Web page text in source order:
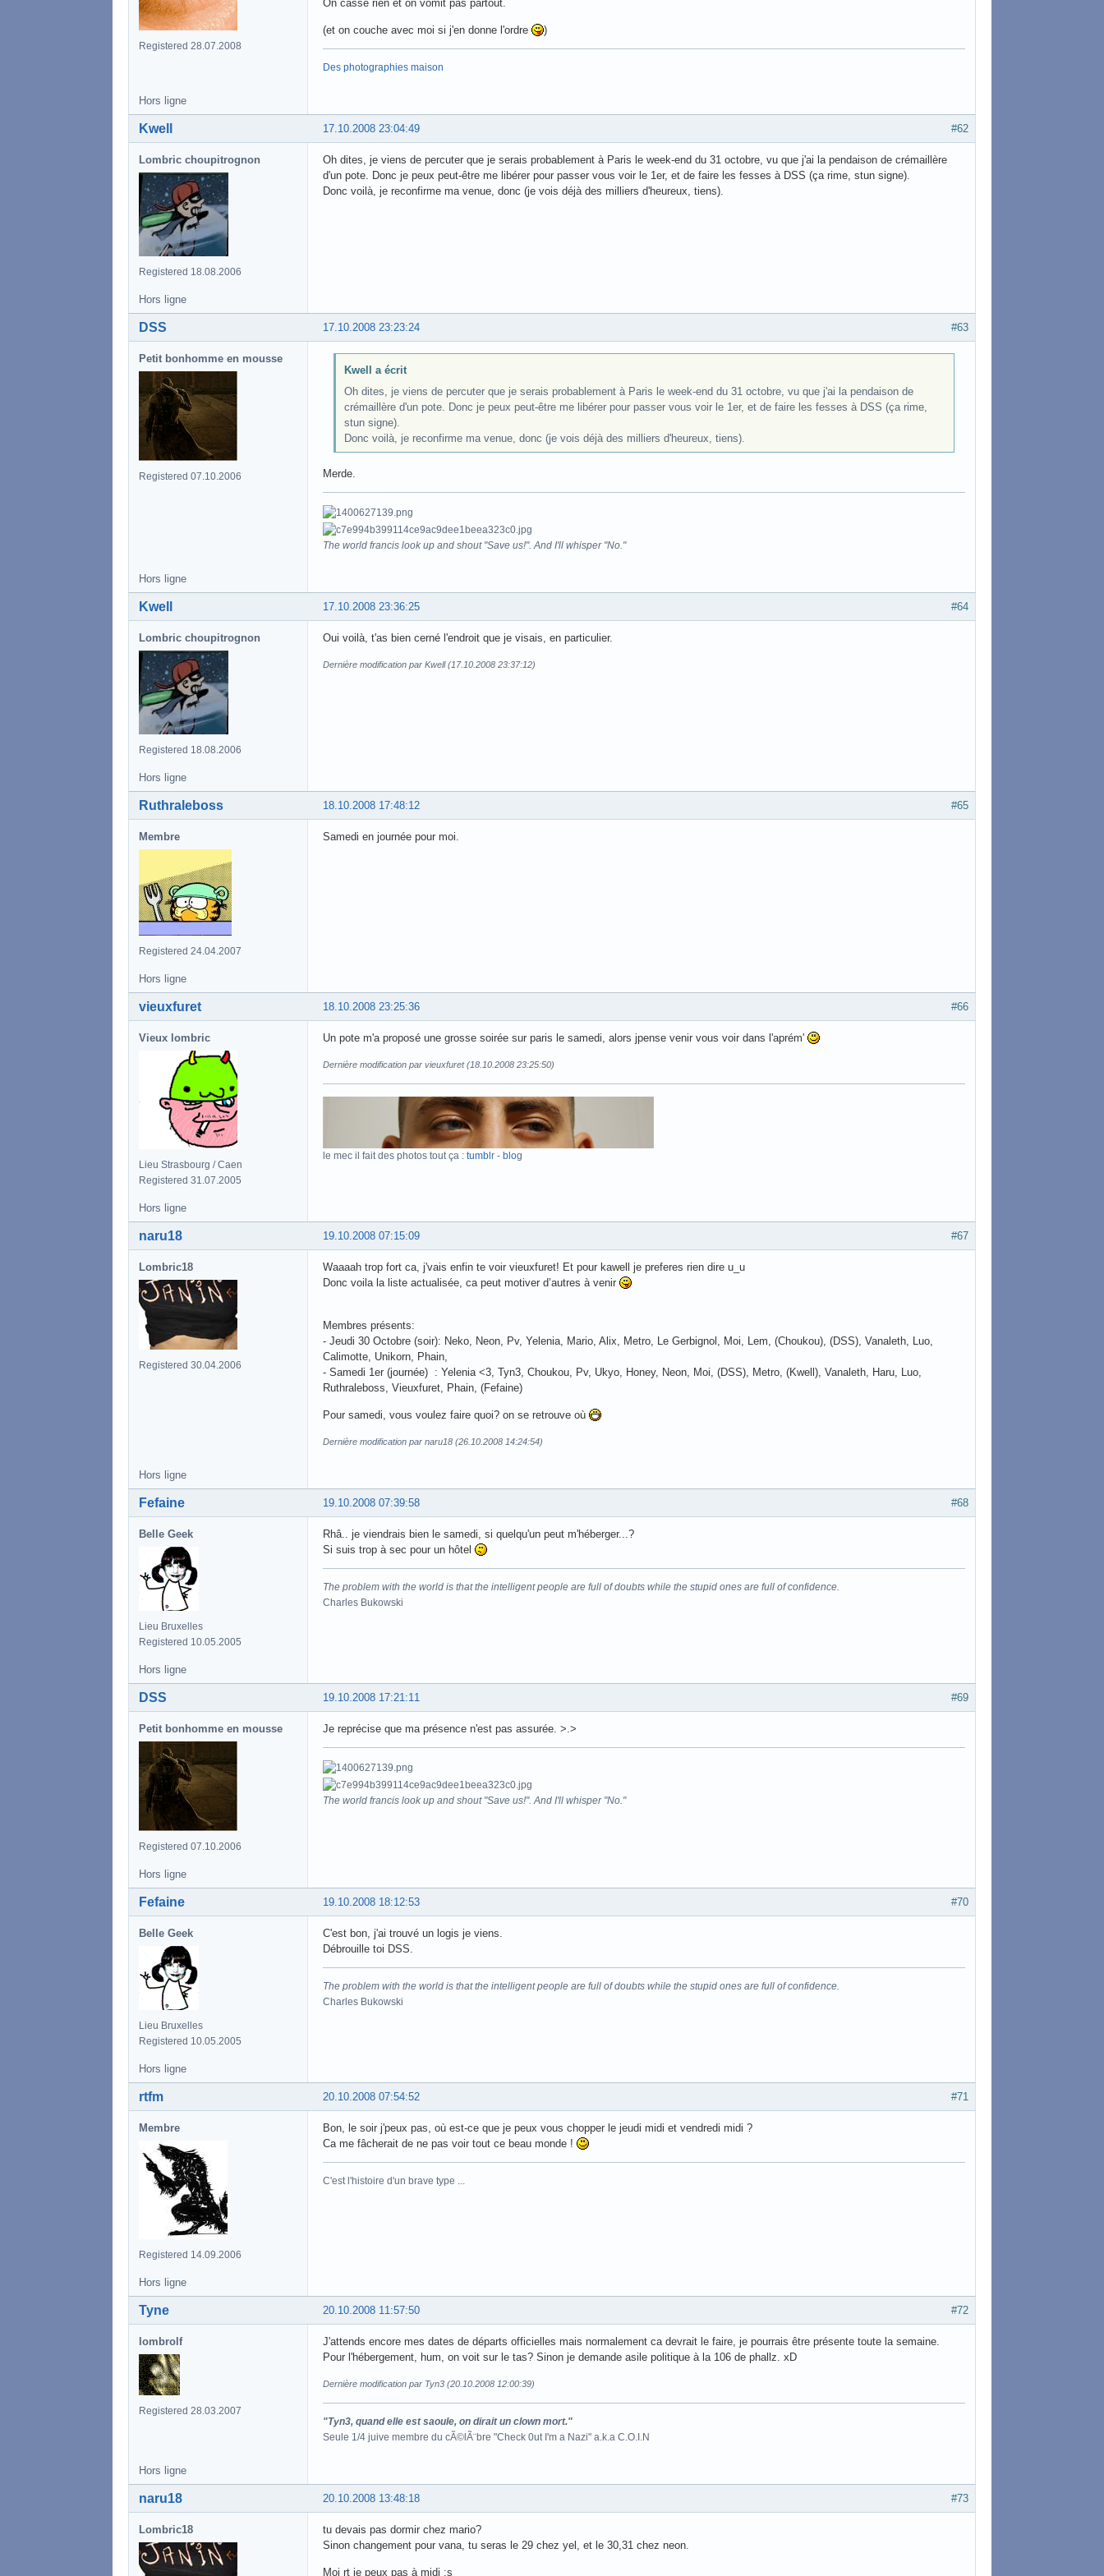
Registered 28.07.2008
On casse rien et on vomit pas partout.
(et on couche avec moi si j'en donne l'ordre )
Des photographies maison
Hors ligne
#62
17.10.2008 23:04:49
Kwell
Lombric choupitrognon
Registered 18.08.2006
Oh dites, je viens de percuter que je serais probablement à Paris le week-end du 31 octobre, vu que j'ai la pendaison de crémaillère
d'un pote. Donc je peux peut-être me libérer pour passer vous voir le 1er, et de faire les fesses à DSS (ça rime, stun signe).
Donc voilà, je reconfirme ma venue, donc (je vois déjà des milliers d'heureux, tiens).
Hors ligne
#63
17.10.2008 23:23:24
DSS
Petit bonhomme en mousse
Registered 07.10.2006
Kwell a écrit
Oh dites, je viens de percuter que je serais probablement à Paris le week-end du 31 octobre, vu que j'ai la pendaison de
crémaillère d'un pote. Donc je peux peut-être me libérer pour passer vous voir le 1er, et de faire les fesses à DSS (ça rime,
stun signe).
Donc voilà, je reconfirme ma venue, donc (je vois déjà des milliers d'heureux, tiens).
Merde.
The world francis look up and shout "Save us!". And I'll whisper "No."
Hors ligne
#64
17.10.2008 23:36:25
Kwell
Lombric choupitrognon
Registered 18.08.2006
Oui voilà, t'as bien cerné l'endroit que je visais, en particulier.
Dernière modification par Kwell (17.10.2008 23:37:12)
Hors ligne
#65
18.10.2008 17:48:12
Ruthraleboss
Membre
Registered 24.04.2007
Samedi en journée pour moi.
Hors ligne
#66
18.10.2008 23:25:36
vieuxfuret
Vieux lombric
Lieu Strasbourg / Caen
Registered 31.07.2005
Un pote m'a proposé une grosse soirée sur paris le samedi, alors jpense venir vous voir dans l'aprém'
Dernière modification par vieuxfuret (18.10.2008 23:25:50)
le mec il fait des photos tout ça : tumbl r - blog
Hors ligne
#67
19.10.2008 07:15:09
naru18
Lombric18
Registered 30.04.2006
Waaaah trop fort ca, j'vais enfin te voir vieuxfuret! Et pour kawell je preferes rien dire u_u
Donc voila la liste actualisée, ca peut motiver d’autres à venir
Membres présents:
- Jeudi 30 Octobre (soir): Neko, Neon, Pv, Yelenia, Mario, Alix, Metro, Le Gerbignol, Moi, Lem, (Choukou), (DSS), Vanaleth, Luo,
Calimotte, Unikorn, Phain,
- Samedi 1er (journée) : Yelenia <3, Tyn3, Choukou, Pv, Ukyo, Honey, Neon, Moi, (DSS), Metro, (Kwell), Vanaleth, Haru, Luo,
Ruthraleboss, Vieuxfuret, Phain, (Fefaine)
Pour samedi, vous voulez faire quoi? on se retrouve où
Dernière modification par naru18 (26.10.2008 14:24:54)
Hors ligne
#68
19.10.2008 07:39:58
Fefaine
Belle Geek
Lieu Bruxelles
Registered 10.05.2005
Rhâ.. je viendrais bien le samedi, si quelqu'un peut m'héberger...?
Si suis trop à sec pour un hôtel
The problem with the world is that the intelligent people are full of doubts while the stupid ones are full of confidence.
Charles Bukowski
Hors ligne
#69
19.10.2008 17:21:11
DSS
Petit bonhomme en mousse
Registered 07.10.2006
Je reprécise que ma présence n'est pas assurée. >.>
The world francis look up and shout "Save us!". And I'll whisper "No."
Hors ligne
#70
19.10.2008 18:12:53
Fefaine
Belle Geek
Lieu Bruxelles
Registered 10.05.2005
C'est bon, j'ai trouvé un logis je viens.
Débrouille toi DSS.
The problem with the world is that the intelligent people are full of doubts while the stupid ones are full of confidence.
Charles Bukowski
Hors ligne
#71
20.10.2008 07:54:52
rtfm
Membre
Registered 14.09.2006
Bon, le soir j'peux pas, où est-ce que je peux vous chopper le jeudi midi et vendredi midi ?
Ca me fâcherait de ne pas voir tout ce beau monde !
C'est l'histoire d'un brave type ...
Hors ligne
#72
20.10.2008 11:57:50
Tyne
lombrolf
Registered 28.03.2007
J'attends encore mes dates de départs officielles mais normalement ca devrait le faire, je pourrais être présente toute la semaine.
Pour l'hébergement, hum, on voit sur le tas? Sinon je demande asile politique à la 106 de phallz. xD
Dernière modification par Tyn3 (20.10.2008 12:00:39)
"Tyn3, quand elle est saoule, on dirait un clown mort."
Seule 1/4 juive membre du cÃ©lÃ¨bre "Check 0ut I'm a Nazi" a.k.a C.O.I.N
Hors ligne
#73
20.10.2008 13:48:18
naru18
Lombric18
tu devais pas dormir chez mario?
Sinon changement pour vana, tu seras le 29 chez yel, et le 30,31 chez neon.
Moi rt je peux pas à midi :s